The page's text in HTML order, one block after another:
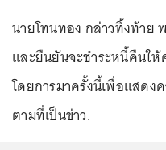
นายโทนทอง กล่าวทิ้งท้าย
และยืนยันจะชำระหนี้คืน
โดยการมาครั้งนี้เพื่อแสด
ตามที่เป็นข่าว.